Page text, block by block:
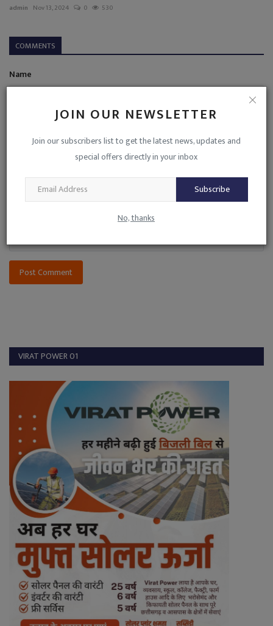
JOIN OUR NEWSLETTER
Join our subscribers list to get the latest news, updates and
special offers directly in your inbox
Subscribe
No, thanks
admin Nov 13, 2024 0 530
COMMENTS
Name
Comment
Post Comment
VIRAT POWER 01